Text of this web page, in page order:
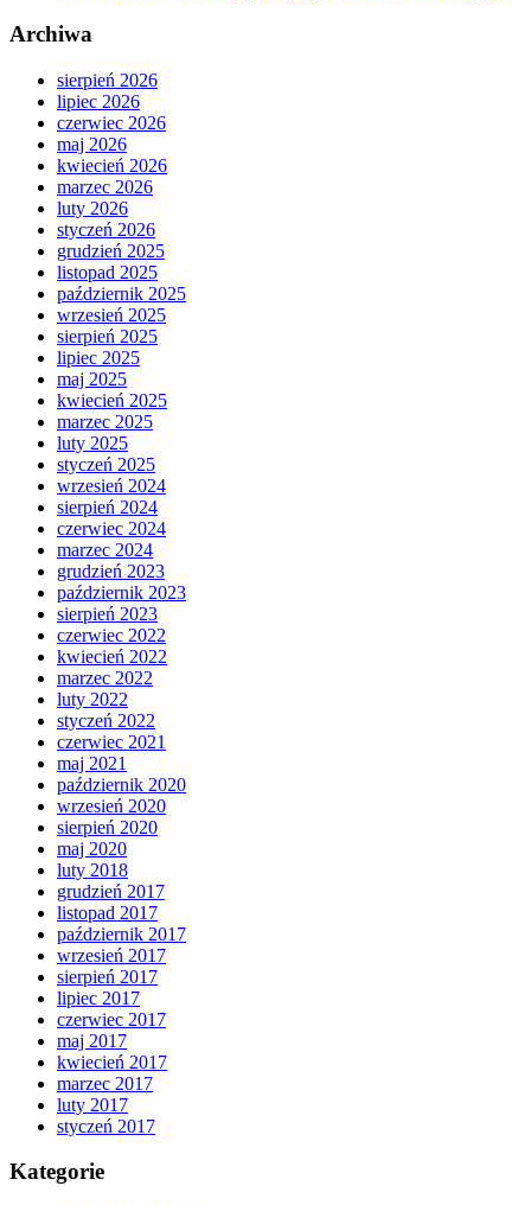
Archiwa
sierpień 2026
lipiec 2026
czerwiec 2026
maj 2026
kwiecień 2026
marzec 2026
luty 2026
styczeń 2026
grudzień 2025
listopad 2025
październik 2025
wrzesień 2025
sierpień 2025
lipiec 2025
maj 2025
kwiecień 2025
marzec 2025
luty 2025
styczeń 2025
wrzesień 2024
sierpień 2024
czerwiec 2024
marzec 2024
grudzień 2023
październik 2023
sierpień 2023
czerwiec 2022
kwiecień 2022
marzec 2022
luty 2022
styczeń 2022
czerwiec 2021
maj 2021
październik 2020
wrzesień 2020
sierpień 2020
maj 2020
luty 2018
grudzień 2017
listopad 2017
październik 2017
wrzesień 2017
sierpień 2017
lipiec 2017
czerwiec 2017
maj 2017
kwiecień 2017
marzec 2017
luty 2017
styczeń 2017
Kategorie